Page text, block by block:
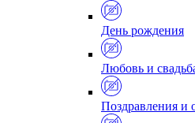
День рождения
Любовь и
Поздравления и